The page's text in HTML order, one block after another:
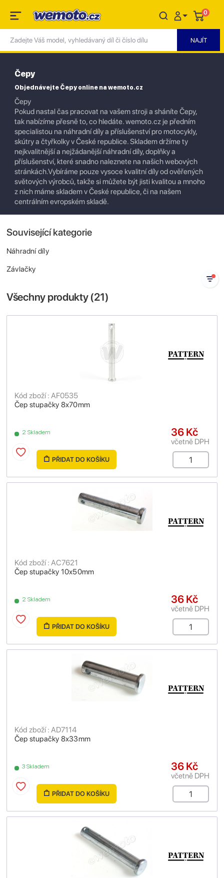
0
Čepy
Objednávejte Čepy online na wemoto.cz
Čepy
Pokud nastal čas pracovat na vašem stroji a sháníte Čepy,
tak nabízíme přesně to, co hledáte. wemoto.cz je předním
specialistou na náhradní díly a příslušenství pro motocykly,
skútry a čtyřkolky v České republice. Skladem držíme ty
nejkvalitnější a nejžádanější náhradní díly, doplňky a
příslušenství, které snadno naleznete na našich webových
stránkách.Vybíráme pouze vysoce kvalitní díly od ověřených
světových výrobců, takže si můžete být jisti kvalitou a mnoho
z nich máme skladem v České republice, či na našem
centrálním evropském skladě.
Související kategorie
Náhradní díly
Závlačky
Všechny produkty (21)
Čep stupačky 8x70mm
Kód zboží : AF0535
2 Skladem 36 Kč
včetně DPH
PŘIDAT DO KOŠÍKU
Čep stupačky 10x50mm
Kód zboží : AC7621
2 Skladem 36 Kč
včetně DPH
PŘIDAT DO KOŠÍKU
Čep stupačky 8x33mm
Kód zboží : AD7114
3 Skladem 36 Kč
včetně DPH
PŘIDAT DO KOŠÍKU